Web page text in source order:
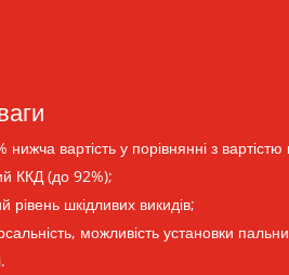
нижча вартість у порівнянні з
ККД (до 92%);
рівень шкідливих викидів;
можливість установки